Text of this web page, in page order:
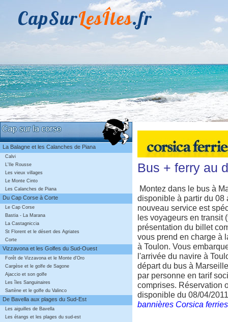
CapSurLesÎles.fr
La Balagne et les Calanches de Piana
Calvi
L'Ile Rousse
Les vieux villages
Le Monte Cinto
Les Calanches de Piana
Du Cap Corse à Corte
Le Cap Corse
Bastia - La Marana
La Castagniccia
St Florent et le désert des Agriates
Corte
Vizzavona et les Golfes du Sud-Ouest
Forêt de Vizzavona et le Monte d'Oro
Cargèse et le golfe de Sagone
Ajaccio et son golfe
Les îles Sanguinaires
Sartène et le golfe du Valinco
De Bavella aux plages du Sud-Est
Les aiguilles de Bavella
Les étangs et les plages du sud-est
Bus + ferry au
Montez dans le bus à
disponible à partir du 08
nouveau service est
les voyageurs en transit
présentation du billet
vous prend en charge à
à Toulon. Vous
l'arrivée du navire à
départ du bus à
par personne en tarif
comprises. Réservation
disponible du 08/04/
bannières Corsica